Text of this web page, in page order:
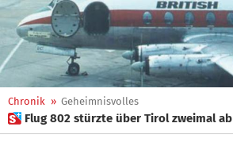
Chronik » Geheimnisvolles
 Flug 802 stürzte über Tirol zweimal ab